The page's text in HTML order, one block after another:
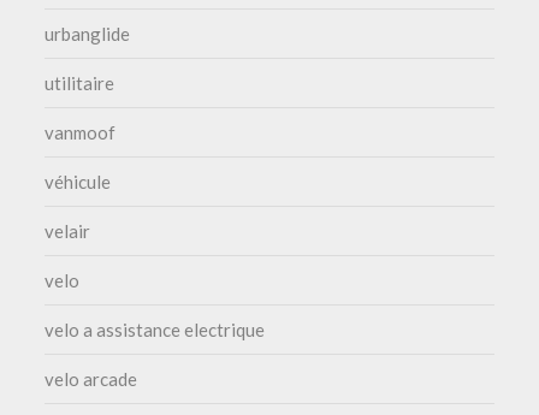
urbanglide
utilitaire
vanmoof
véhicule
velair
velo
velo a assistance electrique
velo arcade